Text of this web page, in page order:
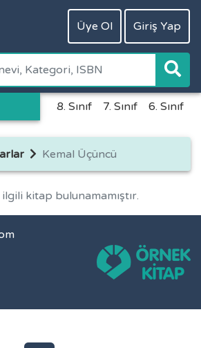
Üye Ol Giriş Yap
8. Sınıf 7. Sınıf 6. Sınıf
Kemal Üçüncü
ilgili kitap bulunamamıştır.